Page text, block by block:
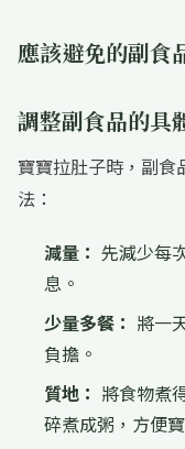
應該避免的副食
調整副食品的具
寶寶拉肚子時，副
法：
減量： 先減少每
息。
少量多餐： 將一
負擔。
質地： 將食物煮
碎煮成粥，方便